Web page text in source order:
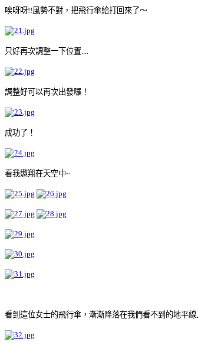
唉呀呀!!風勢不對，把飛行傘給打回來了～
只好再次調整一下位置....
調整好可以再次出發囉！
成功了！
看我遨翔在天空中~
看到這位女士的飛行傘，漸漸降落在我們看不到的地平